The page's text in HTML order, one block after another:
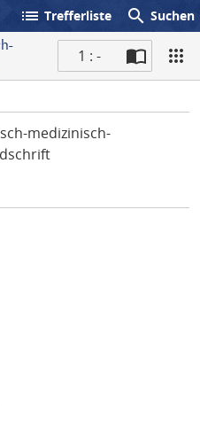
list Trefferliste search Suchen
1 : -
medizinisch-